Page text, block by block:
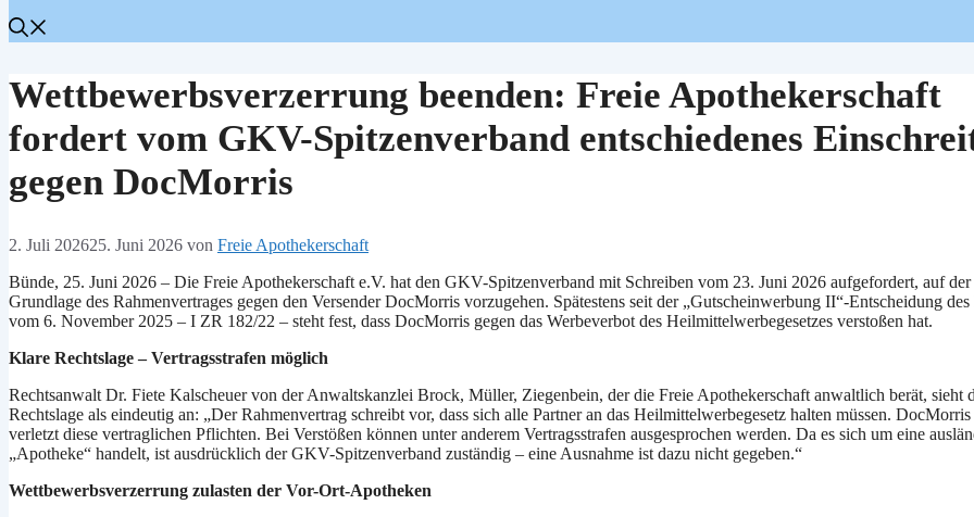
Wettbewerbsverzerrung beenden: Freie Apothekerschaft
fordert vom GKV-Spitzenverband entschiedenes
gegen DocMorris
2. Juli 202625. Juni 2026 von Freie Apothekerschaft
Bünde, 25. Juni 2026 – Die Freie Apothekerschaft e.V. hat den GKV-Spitzenverband mit Schreiben vom 23. Juni 2026 aufgefordert, auf der
Grundlage des Rahmenvertrages gegen den Versender DocMorris vorzugehen. Spätestens seit der „Gutscheinwerbung II“-Entscheidung
vom 6. November 2025 – I ZR 182/22 – steht fest, dass DocMorris gegen das Werbeverbot des Heilmittelwerbegesetzes verstoßen hat.
Klare Rechtslage – Vertragsstrafen möglich
Rechtsanwalt Dr. Fiete Kalscheuer von der Anwaltskanzlei Brock, Müller, Ziegenbein, der die Freie Apothekerschaft anwaltlich berät, sieht
Rechtslage als eindeutig an: „Der Rahmenvertrag schreibt vor, dass sich alle Partner an das Heilmittelwerbegesetz halten müssen. DocMorris
verletzt diese vertraglichen Pflichten. Bei Verstößen können unter anderem Vertragsstrafen ausgesprochen werden. Da es sich um eine
„Apotheke“ handelt, ist ausdrücklich der GKV-Spitzenverband zuständig – eine Ausnahme ist dazu nicht gegeben.“
Wettbewerbsverzerrung zulasten der Vor-Ort-Apotheken